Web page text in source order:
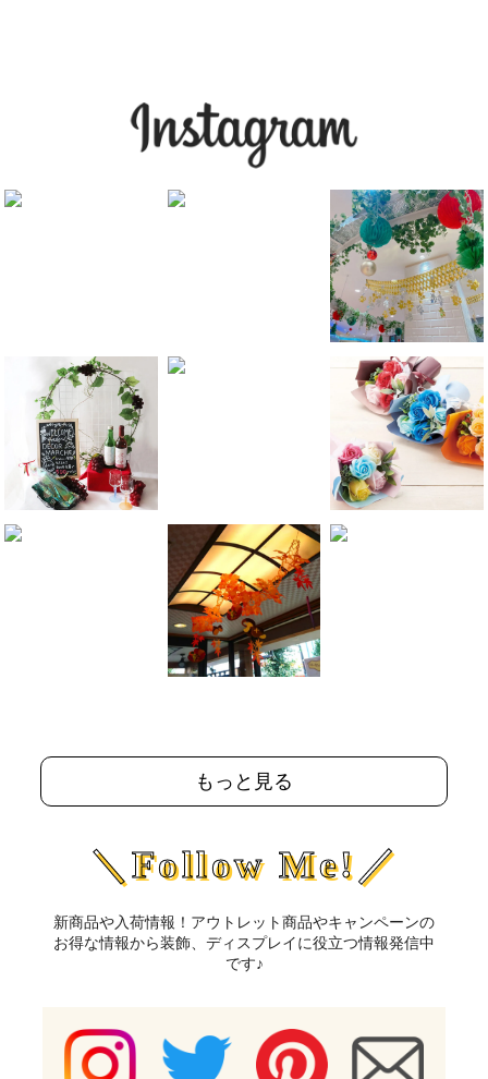
もっと見る
＼Follow Me!／
新商品や入荷情報！アウトレット商品やキャンペーンの
お得な情報から装飾、ディスプレイに役立つ情報発信中
です♪